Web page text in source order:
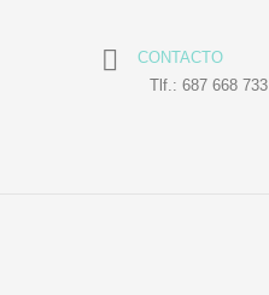
CONTACTO
Tlf.: 687 668 733